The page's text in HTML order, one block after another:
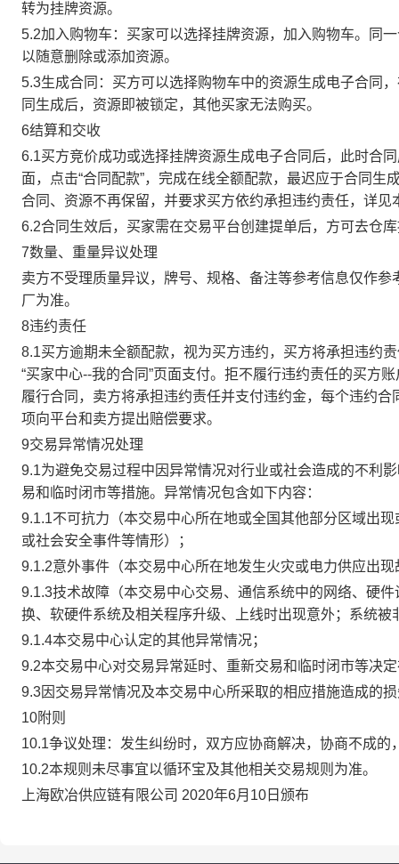
转为挂牌资源。
5.2加入购物车：买家可以选择挂牌资源，加入购物车。同
以随意删除或添加资源。
5.3生成合同：买方可以选择购物车中的资源生成电子合同
同生成后，资源即被锁定，其他买家无法购买。
6结算和交收
6.1买方竞价成功或选择挂牌资源生成电子合同后，此时合
面，点击“合同配款”，完成在线全额配款，最迟应于合同
合同、资源不再保留，并要求买方依约承担违约责任，详见
6.2合同生效后，买家需在交易平台创建提单后，方可去仓
7数量、重量异议处理
卖方不受理质量异议，牌号、规格、备注等参考信息仅作
厂为准。
8违约责任
8.1买方逾期未全额配款，视为买方违约，买方将承担违约
“买家中心--我的合同”页面支付。拒不履行违约责任的买方
履行合同，卖方将承担违约责任并支付违约金，每个违约
项向平台和卖方提出赔偿要求。
9交易异常情况处理
9.1为避免交易过程中因异常情况对行业或社会造成的不利
易和临时闭市等措施。异常情况包含如下内容：
9.1.1不可抗力（本交易中心所在地或全国其他部分区域出
或社会安全事件等情形）；
9.1.2意外事件（本交易中心所在地发生火灾或电力供应出
9.1.3技术故障（本交易中心交易、通信系统中的网络、硬
换、软硬件系统及相关程序升级、上线时出现意外；系统
9.1.4本交易中心认定的其他异常情况；
9.2本交易中心对交易异常延时、重新交易和临时闭市等决
9.3因交易异常情况及本交易中心所采取的相应措施造成的
10附则
10.1争议处理：发生纠纷时，双方应协商解决，协商不成
10.2本规则未尽事宜以循环宝及其他相关交易规则为准。
上海欧冶供应链有限公司 2020年6月10日颁布